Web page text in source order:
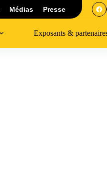
Médias Presse
Exposants &